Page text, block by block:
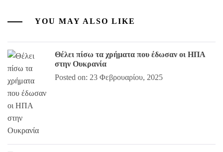
YOU MAY ALSO LIKE
Θέλει πίσω τα χρήματα που έδωσαν οι ΗΠΑ
στην Ουκρανία
Posted on: 23 Φεβρουαρίου, 2025